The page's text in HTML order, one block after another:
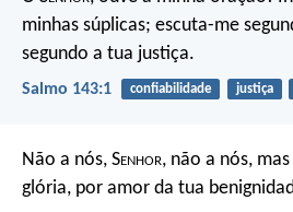
minhas súplicas; escuta-me
segundo a tua justiça.
Salmo 143:1 confiabilidade justiça
Não a nós, Senhor, não a nós,
glória, por amor da tua